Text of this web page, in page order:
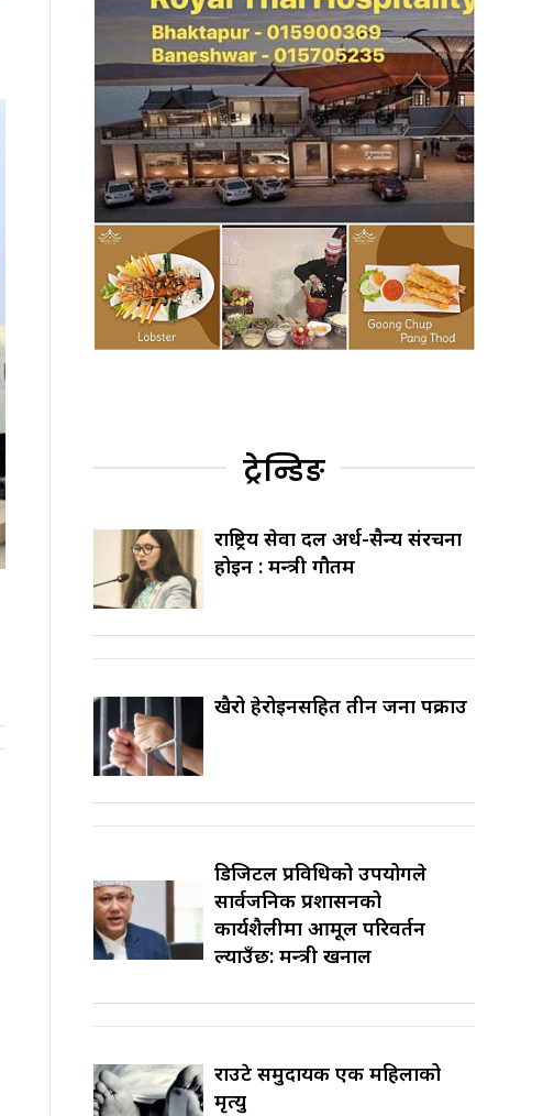
ट्रेन्डिङ
राष्ट्रिय सेवा दल अर्ध-सैन्य संरचना
होइन : मन्त्री गौतम
खैरो हेरोइनसहित तीन जना पक्राउ
डिजिटल प्रविधिको उपयोगले
सार्वजनिक प्रशासनको
कार्यशैलीमा आमूल परिवर्तन
ल्याउँछ: मन्त्री खनाल
राउटे समुदायकी एक महिलाको
मृत्यु